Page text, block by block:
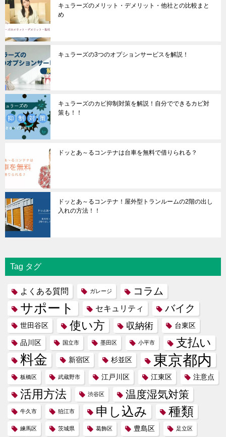
キュラーズのメリット・デメリット・他社との比較まと
め
キュラーズの3つのオプションサービスを解説！
キュラーズのカビ抑制対策を解説！自分でできるカビ対
策も！！
ドッとあ～るコンテナは台車を無料で借りられる？
ドッとあ～るコンテナ！屋外型トランルームの2階の出し
入れの方法！！
Tag タグ
よくある質問 ガレージ コラム
サポート セキュリティ バイク
世田谷区 使い方 収納術 台東区
品川区 国立市 墨田区 小平市 支払い
料金 新宿区 杉並区 東京都内
板橋区 武蔵野市 江戸川区 江東区 注意点
活用方法 渋谷区 温度湿気対策
牛久市 狛江市 申し込み 種類
練馬区 茨城県 葛飾区 豊島区 足立区